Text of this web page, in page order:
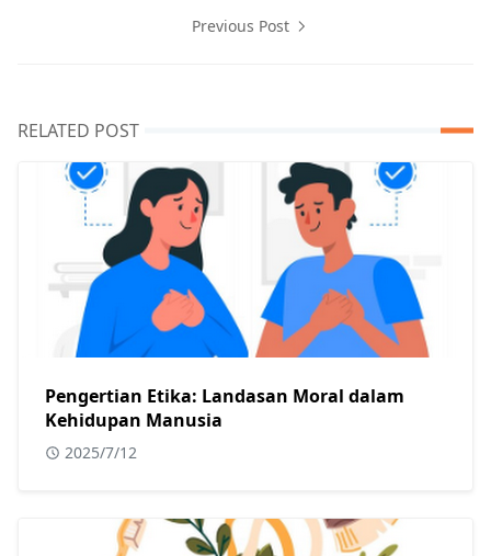
Previous Post
RELATED POST
Pengertian Etika: Landasan Moral dalam
Kehidupan Manusia
2025/7/12